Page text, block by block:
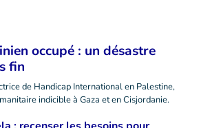
occupé : un désastre
fin
de Handicap International en Palestine,
indicible à Gaza et en Cisjordanie.